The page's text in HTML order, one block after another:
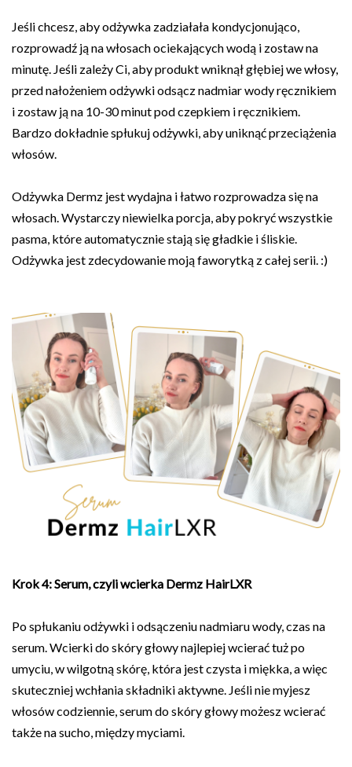
Jeśli chcesz, aby odżywka zadziałała kondycjonująco,
rozprowadź ją na włosach ociekających wodą i zostaw na
minutę. Jeśli zależy Ci, aby produkt wniknął głębiej we włosy,
przed nałożeniem odżywki odsącz nadmiar wody ręcznikiem
i zostaw ją na 10-30 minut pod czepkiem i ręcznikiem.
Bardzo dokładnie spłukuj odżywki, aby uniknąć przeciążenia
włosów.
Odżywka Dermz jest wydajna i łatwo rozprowadza się na
włosach. Wystarczy niewielka porcja, aby pokryć wszystkie
pasma, które automatycznie stają się gładkie i śliskie.
Odżywka jest zdecydowanie moją faworytką z całej serii. :)
Krok 4: Serum, czyli wcierka Dermz HairLXR
Po spłukaniu odżywki i odsączeniu nadmiaru wody, czas na
serum. Wcierki do skóry głowy najlepiej wcierać tuż po
umyciu, w wilgotną skórę, która jest czysta i miękka, a więc
skuteczniej wchłania składniki aktywne. Jeśli nie myjesz
włosów codziennie, serum do skóry głowy możesz wcierać
także na sucho, między myciami.